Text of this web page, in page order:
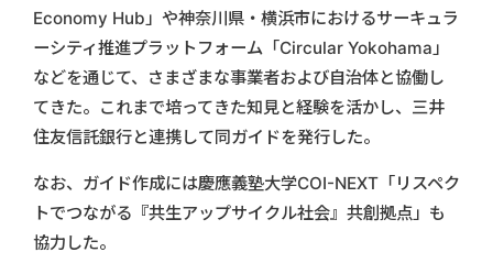
Economy Hub」や神奈川県・横浜市におけるサーキュラ
ーシティ推進プラットフォーム「Circular Yokohama」
などを通じて、さまざまな事業者および自治体と協働し
てきた。これまで培ってきた知見と経験を活かし、三井
住友信託銀行と連携して同ガイドを発行した。
なお、ガイド作成には慶應義塾大学COI-NEXT「リスペク
トでつながる『共生アップサイクル社会』共創拠点」も
協力した。